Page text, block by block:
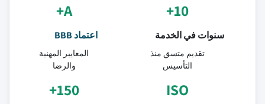
10+
سنوات في الخدمة
تقديم متسق منذ
التأسيس
A+
اعتماد BBB
المعايير المهنية
والرضا
ISO
150+